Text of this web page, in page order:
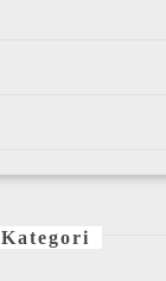
Kategori